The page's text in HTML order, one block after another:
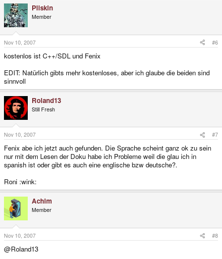
Pliskin
Member
Nov 10, 2007 #6
kostenlos ist C++/SDL und Fenix
EDIT: Natürlich gibts mehr kostenloses, aber ich glaube die beiden sind
sinnvoll
Roland13
Still Fresh
Nov 10, 2007 #7
Fenix abe ich jetzt auch gefunden. Die Sprache scheint ganz ok zu sein
nur mit dem Lesen der Doku habe ich Probleme weil die glau ich in
spanish ist oder gibt es auch eine englische bzw deutsche?.
Roni :wink:
Achim
Member
Nov 10, 2007 #8
@Roland13